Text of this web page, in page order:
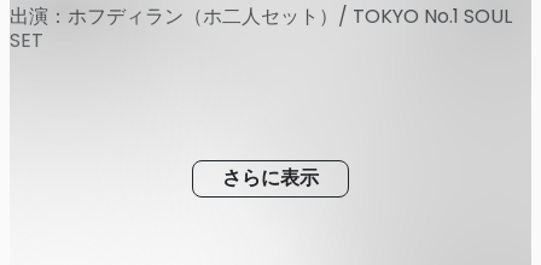
出演：ホフディラン（ホ二人セット）/ TOKYO No.1 SOUL
SET
さらに表示